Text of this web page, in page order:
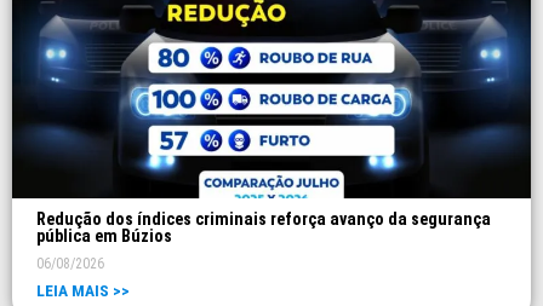
Redução dos índices criminais reforça avanço da segurança
pública em Búzios
06/08/2026
LEIA MAIS >>